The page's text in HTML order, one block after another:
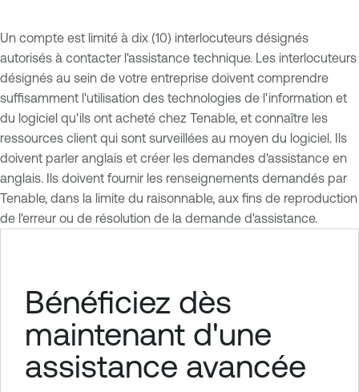
Un compte est limité à dix (10) interlocuteurs désignés
autorisés à contacter l'assistance technique. Les interlocuteurs
désignés au sein de votre entreprise doivent comprendre
suffisamment l'utilisation des technologies de l'information et
du logiciel qu'ils ont acheté chez Tenable, et connaître les
ressources client qui sont surveillées au moyen du logiciel. Ils
doivent parler anglais et créer les demandes d'assistance en
anglais. Ils doivent fournir les renseignements demandés par
Tenable, dans la limite du raisonnable, aux fins de reproduction
de l'erreur ou de résolution de la demande d'assistance.
Bénéficiez dès
maintenant d'une
assistance avancée